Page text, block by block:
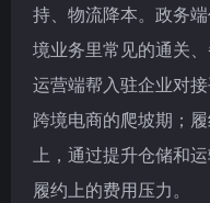
持、物流降本。政务
境业务里常见的通关
运营端帮入驻企业对
跨境电商的爬坡期；
上，通过提升仓储和
履约上的费用压力。